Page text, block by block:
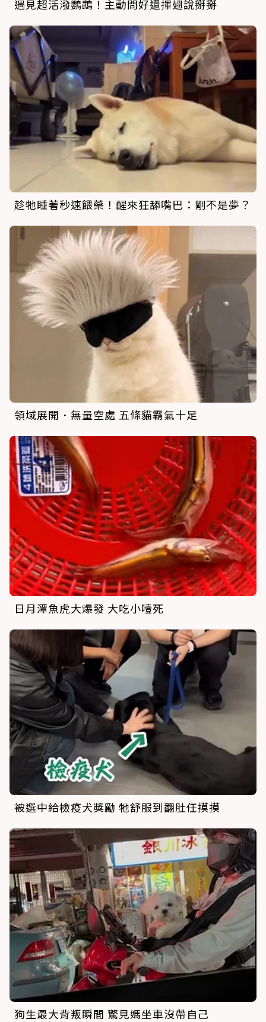
遇見超活潑鸚鵡！主動問好還揮翅說掰掰
趁牠睡著秒速餵藥！醒來狂舔嘴巴：剛不是夢？
領域展開．無量空處 五條貓霸氣十足
日月潭魚虎大爆發 大吃小噎死
被選中給檢疫犬獎勵 牠舒服到翻肚任摸摸
狗生最大背叛瞬間 驚見媽坐車沒帶自己